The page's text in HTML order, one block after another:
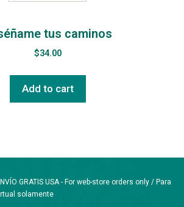
tus caminos
$34.00
Add to cart
GRATIS USA - For web-store orders only / Para
solamente